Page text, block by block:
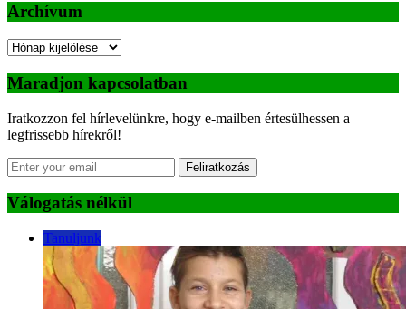
Archívum
Archívum
Maradjon kapcsolatban
Iratkozzon fel hírlevelünkre, hogy e-mailben értesülhessen a
legfrissebb hírekről!
Feliratkozás
Válogatás nélkül
Tanuljunk